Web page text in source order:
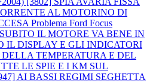
AL MOTORINO DI
Problema Ford Focus
IL MOTORE VA BENE IN
IL DISPLAY E GLI INDICATORI
TEMPERATURA E DEL
LE SPIE E I KM SUL
AI BASSI REGIMI SEGHETTA